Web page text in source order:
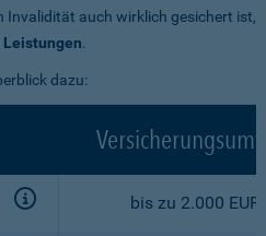
Invalidität auch wirklich gesichert ist,
.
dazu:
bis zu 2.000 EUR